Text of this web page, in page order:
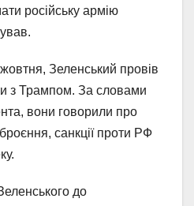
російську армію
Зеленський провів
з Трампом. За словами
вони говорили про
санкції проти РФ
до